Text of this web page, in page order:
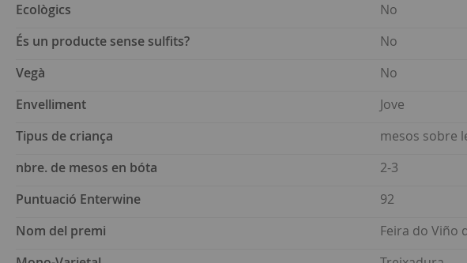
Ecològics
No
És un producte sense sulfits?
No
Vegà
No
Envelliment
Jove
Tipus de criança
mesos sobre
nbre. de mesos en bóta
2-3
Puntuació Enterwine
92
Nom del premi
Feira do Viño